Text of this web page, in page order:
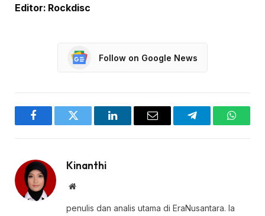
Editor: Rockdisc
Follow on Google News
FacebookTwitter LinkedInEmail Telegram
Kinanthi
Website
penulis dan analis utama di EraNusantara. Ia